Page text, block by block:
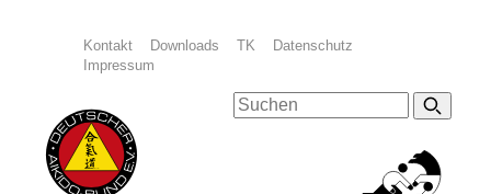
Kontakt Downloads TK
Datenschutz
Impressum